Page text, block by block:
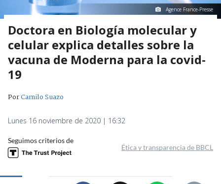
Agence France-Presse
Doctora en Biología molecular y
celular explica detalles sobre la
vacuna de Moderna para la covid-
19
PorCamilo Suazo
Lunes 16 noviembre de 2020 | 16:32
Seguimos criterios de
Ética y transparencia de BBCL